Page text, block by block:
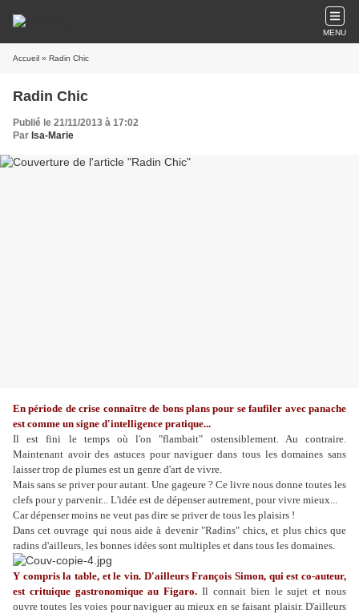
MENU
Accueil » Radin Chic
Radin Chic
Publié le 21/11/2013 à 17:02
Par Isa-Marie
En période de crise connaître de bons plans pour se faufiler avec panache
est comme un signe d'intelligence pratique...
Il est fini le temps où l'on "flambait" ostensiblement. Au contraire.
Maintenant avoir des astuces pour naviguer dans tous les domaines sans
laisser trop de plumes est un genre d'art de vivre.
Mais sans se priver pour autant. Une gageure ? Ce livre nous donne toutes les
clefs pour y parvenir... L'idée est de dépenser autrement, pour vivre mieux...
Car dépenser moins ne veut pas dire se priver de tous les plaisirs !
Dans cet ouvrage qui nous aide à devenir "Radins" chics, et plus chics que
radins d'ailleurs, les bonnes idées sont multiples et dans tous les domaines.
Y compris la table, et le vin. D'ailleurs François Simon, qui est co-auteur,
est crituique gastronomique au Figaro. Il connait bien le sujet et nous
ouvre toutes les voies pour naviguer au mieux en se faisant plaisir. D'ailleurs